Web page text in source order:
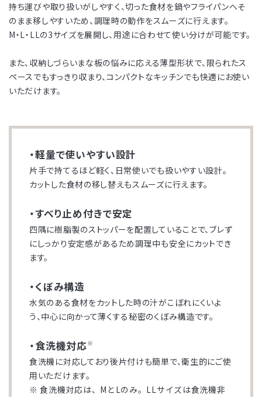
持ち運びや取り扱いがしやすく、切った食材を鍋やフライパンへそ
のまま移しやすいため、調理時の動作をスムーズに行えます。
M・L・LLの3サイズを展開し、用途に合わせて使い分けが可能です。
また、収納しづらいまな板の悩みに応える薄型形状で、限られたス
ペースでもすっきり収まり、コンパクトなキッチンでも快適にお使い
いただけます。
・軽量で使いやすい設計
片手で持てるほど軽く、日常使いでも扱いやすい設計。
カットした食材の移し替えもスムーズに行えます。
・すべり止め付きで安定
四隅に樹脂製のストッパーを配置していることで、ブレず
にしっかり安定感があるため調理中も安全にカットでき
ます。
・くぼみ構造
水気のある食材をカットした時の汁がこぼれにくいよ
う、中心に向かって薄くする秘密のくぼみ構造です。
・食洗機対応※
食洗機に対応しており後片付けも簡単で、衛生的にご使
用いただけます。
※ 食洗機対応は、MとLのみ。LLサイズは食洗機非